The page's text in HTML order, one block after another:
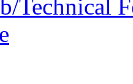
Technical